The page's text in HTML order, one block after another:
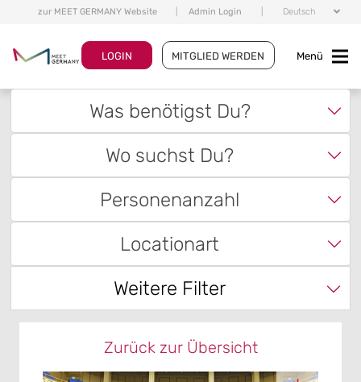
zur MEET GERMANY Website Admin Login Deutsch
LOGIN MITGLIED WERDEN Menü
Was benötigst Du?
Wo suchst Du?
Personenanzahl
Locationart
Weitere Filter
Zurück zur Übersicht